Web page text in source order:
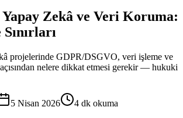
Yapay Zekâ ve Veri Koruma:
projelerinde GDPR/DSGVO, veri işleme ve
açısından nelere dikkat etmesi gerekir — hukuki
5 Nisan 2026 4 dk okuma